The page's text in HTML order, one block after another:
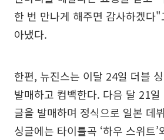
한 번 만나게 해주면 감사하겠다
아냈다.
한편, 뉴진스는 이달 24일 더블
발매하고 컴백한다. 다음 달 21
글을 발매하며 정식으로 일본 데
싱글에는 타이틀곡 ‘하우 스위트’